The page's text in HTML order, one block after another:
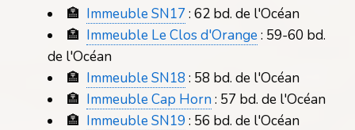
🏣 Immeuble SN17 : 62 bd. de l'Océan
🏣 Immeuble Le Clos d'Orange: 59-60 bd.
de l'Océan
🏣 Immeuble SN18 : 58 bd. de l'Océan
🏣 Immeuble Cap Horn: 57 bd. de l'Océan
🏣 Immeuble SN19 : 56 bd. de l'Océan